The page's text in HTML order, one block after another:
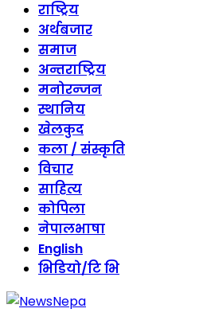
राष्ट्रिय
अर्थबजार
समाज
अन्तराष्ट्रिय
मनोरन्जन
स्थानिय
खेलकुद
कला / संस्कृति
विचार
साहित्य
कोपिला
नेपालभाषा
English
भिडियो/टि भि